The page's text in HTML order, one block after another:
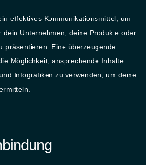
effektives Kommunikationsmittel, um
dein Unternehmen, deine Produkte oder
präsentieren. Eine überzeugende
Möglichkeit, ansprechende Inhalte
Infografiken zu verwenden, um deine